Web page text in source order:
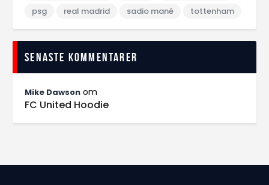
psg
real madrid sadio mané tottenham
Senaste kommentarer
Mike Dawson om
FC United Hoodie